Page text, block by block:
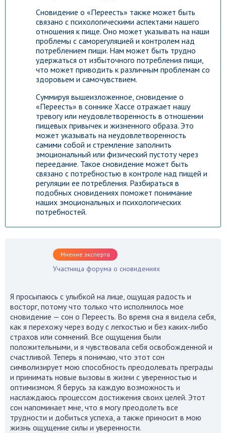
Сновидение о «Переесть» также может быть
связано с психологическими аспектами нашего
отношения к пище. Оно может указывать на наши
проблемы с саморегуляцией и контролем над
потреблением пищи. Нам может быть трудно
удержаться от избыточного потребления пищи,
что может приводить к различным проблемам со
здоровьем и самочувствием.
Суммируя вышеизложенное, сновидение о
«Переесть» в соннике Хассе отражает нашу
тревогу или неудовлетворенность в отношении
пищевых привычек и жизненного образа. Это
может указывать на неудовлетворенность
самими собой и стремление заполнить
эмоциональный или физический пустоту через
переедание. Такое сновидение может быть
связано с потребностью в контроле над пищей и
регуляции ее потребления. Разбираться в
подобных сновидениях поможет понимание
наших эмоциональных и психологических
потребностей.
Мнение эксперта
Участница форума о сновидениях
Я просыпаюсь с улыбкой на лице, ощущая радость и
восторг, потому что только что исполнилось мое
сновидение — сон о Переесть. Во время сна я видела себя,
как я перехожу через воду с легкостью и без каких-либо
страхов или сомнений. Все ощущения были
положительными, и я чувствовала себя освобожденной и
счастливой. Теперь я понимаю, что этот сон
символизирует мою способность преодолевать преграды
и принимать новые вызовы в жизни с уверенностью и
оптимизмом. Я берусь за каждую возможность и
наслаждаюсь процессом достижения своих целей. Этот
сон напоминает мне, что я могу преодолеть все
трудности и добиться успеха, а также приносит в мою
жизнь ощущение силы и уверенности.